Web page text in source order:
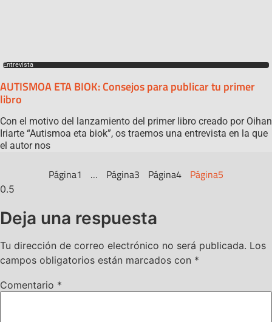
Entrevista
AUTISMOA ETA BIOK: Consejos para publicar tu primer
libro
Con el motivo del lanzamiento del primer libro creado por Oihan
Iriarte “Autismoa eta biok”, os traemos una entrevista en la que
el autor nos
Página1 … Página3 Página4 Página5
Deja una respuesta
Tu dirección de correo electrónico no será publicada. Los
campos obligatorios están marcados con *
Comentario *